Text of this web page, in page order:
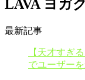
LAVA ヨガ
最新記事
【天才すぎ
でユーザー